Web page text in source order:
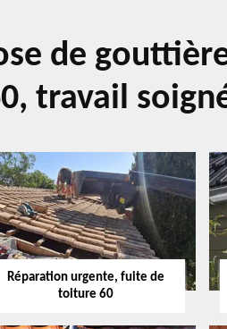
de
travail
Réparation urgente, fuite de
toiture 60